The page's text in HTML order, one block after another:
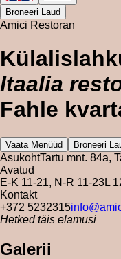
Broneeri Laud
Amici Restoran
Itaalia
Fahle
Vaata Menüüd Broneeri
AsukohtTartu mnt. 84a,
Avatud
E-K 11-21, N-R 11-23L
Kontakt
+372 5232315
Hetked täis elamusi
Galerii